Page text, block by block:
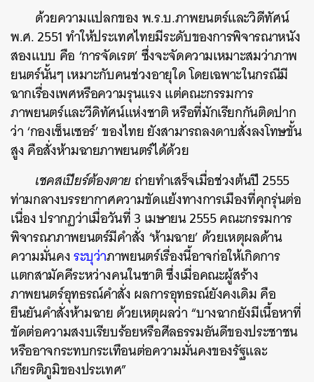
ด้วยความแปลกของ พ.ร.บ.ภาพยนตร์และวิดีทัศน์
พ.ศ. 2551 ทำให้ประเทศไทยมีระดับของการพิจารณาหนัง
สองแบบ คือ ‘การจัดเรต’ ซึ่งจะจัดความเหมาะสมว่าภาพ
ยนตร์นั้นๆ เหมาะกับคนช่วงอายุใด โดยเฉพาะในกรณีมี
ฉากเรื่องเพศหรือความรุนแรง แต่คณะกรรมการ
ภาพยนตร์และวีดิทัศน์แห่งชาติ หรือที่มักเรียกกันติดปาก
ว่า ‘กองเซ็นเซอร์’ ของไทย ยังสามารถลงดาบสั่งลงโทษขั้น
สูง คือสั่งห้ามฉายภาพยนตร์ได้ด้วย
เชคสเปียร์ต้องตายถ่ายทำเสร็จเมื่อช่วงต้นปี 2555
ท่ามกลางบรรยากาศความขัดแย้งทางการเมืองที่คุกรุ่นต่อ
เนื่อง ปรากฏว่าเมื่อวันที่ 3 เมษายน 2555 คณะกรรมการ
พิจารณาภาพยนตร์มีคำสั่ง ‘ห้ามฉาย’ ด้วยเหตุผลด้าน
ความมั่นคงระบุว่าภาพยนตร์เรื่องนี้อาจก่อให้เกิดการ
แตกสามัคคีระหว่างคนในชาติ ซึ่งเมื่อคณะผู้สร้าง
ภาพยนตร์อุทธรณ์คำสั่ง ผลการอุทธรณ์ยังคงเดิม คือ
ยืนยันคำสั่งห้ามฉาย ด้วยเหตุผลว่า “บางฉากยังมีเนื้อหาที่
ขัดต่อความสงบเรียบร้อยหรือศีลธรรมอันดีของประชาชน
หรืออาจกระทบกระเทือนต่อความมั่นคงของรัฐและ
เกียรติภูมิของประเทศ”